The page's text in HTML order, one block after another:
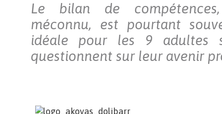
Le bilan de
méconnu, est pourtant
idéale pour les 9 adultes
questionnent sur leur avenir